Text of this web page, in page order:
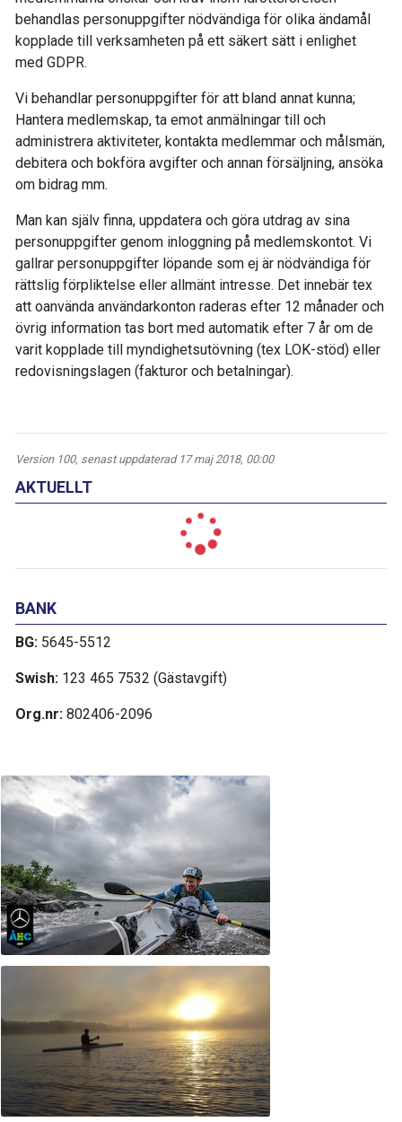
AKTUELLT
BANK
BG: 5645-5512
Swish: 123 465 7532 (Gästavgift)
Org.nr: 802406-2096
behandlas personuppgifter nödvändiga för olika ändamål
kopplade till verksamheten på ett säkert sätt i enlighet
med GDPR.
Vi behandlar personuppgifter för att bland annat kunna;
Hantera medlemskap, ta emot anmälningar till och
administrera aktiviteter, kontakta medlemmar och målsmän,
debitera och bokföra avgifter och annan försäljning, ansöka
om bidrag mm.
Man kan själv finna, uppdatera och göra utdrag av sina
personuppgifter genom inloggning på medlemskontot. Vi
gallrar personuppgifter löpande som ej är nödvändiga för
rättslig förpliktelse eller allmänt intresse. Det innebär tex
att oanvända användarkonton raderas efter 12 månader och
övrig information tas bort med automatik efter 7 år om de
varit kopplade till myndighetsutövning (tex LOK-stöd) eller
redovisningslagen (fakturor och betalningar).
Version 100, senast uppdaterad 17 maj 2018, 00:00